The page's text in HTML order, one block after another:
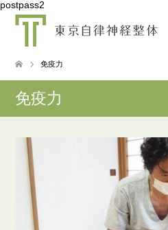
postpass2
免疫力
免疫力